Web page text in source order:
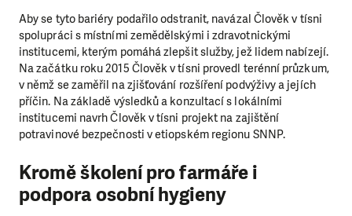
Aby se tyto bariéry podařilo odstranit, navázal Člověk v tísni
spolupráci s místními zemědělskými i zdravotnickými
institucemi, kterým pomáhá zlepšit služby, jež lidem nabízejí.
Na začátku roku 2015 Člověk v tísni provedl terénní průzkum,
v němž se zaměřil na zjišťování rozšíření podvýživy a jejích
příčin. Na základě výsledků a konzultací s lokálními
institucemi navrh Člověk v tísni projekt na zajištění
potravinové bezpečnosti v etiopském regionu SNNP.
Kromě školení pro farmáře i
podpora osobní hygieny